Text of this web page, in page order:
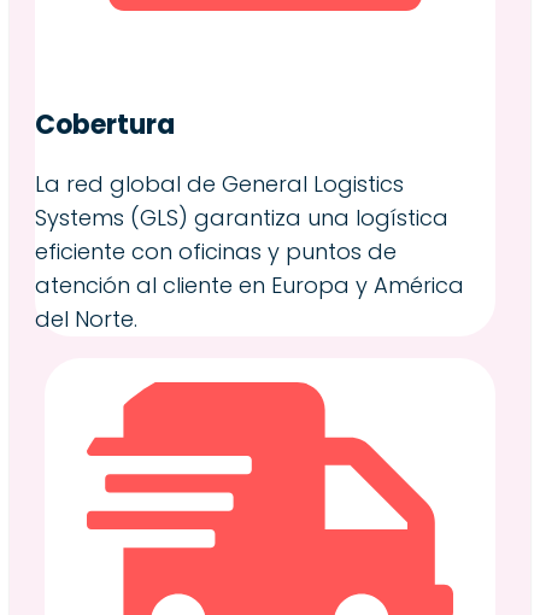
Cobertura
La red global de General Logistics
Systems (GLS) garantiza una logística
eficiente con oficinas y puntos de
atención al cliente en Europa y América
del Norte.